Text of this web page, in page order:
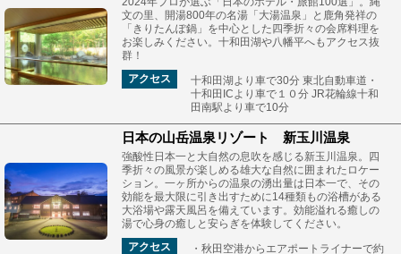
文の里、開湯800年の名湯「大湯温泉」と鹿角発祥の
「きりたんぽ鍋」を中心とした四季折々の会席料理を
お楽しみください。十和田湖や八幡平へもアクセス抜
群！
アクセス
十和田湖より車で30分 東北自動車道・
十和田ICより車で１０分 JR花輪線十和
田南駅より車で10分
日本の山岳温泉リゾート 新玉川温泉
強酸性日本一と大自然の息吹を感じる新玉川温泉。四
季折々の風景が楽しめる雄大な自然に囲まれたロケー
ション。一ヶ所からの温泉の湧出量は日本一で、その
効能を最大限に引き出すために14種類もの浴槽がある
大浴場や露天風呂を備えています。効能溢れる癒しの
湯で心身の癒しと安らぎを体験してください。
アクセス
・秋田空港からエアポートライナーで約